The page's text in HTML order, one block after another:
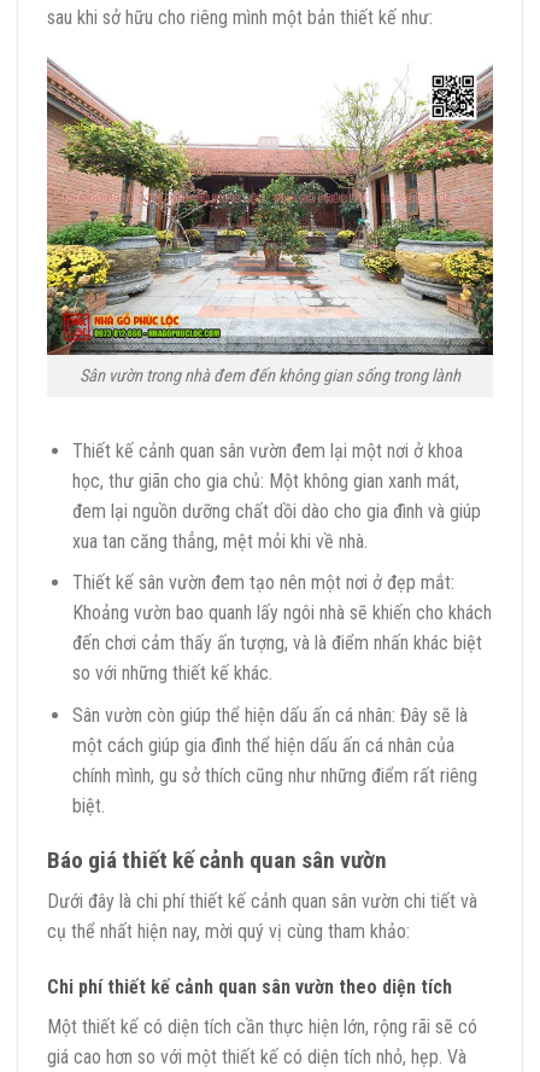
sau khi sở hữu cho riêng mình một bản thiết kế như:
Sân vườn trong nhà đem đến không gian sống trong lành
Thiết kế cảnh quan sân vườn đem lại một nơi ở khoa
học, thư giãn cho gia chủ: Một không gian xanh mát,
đem lại nguồn dưỡng chất dồi dào cho gia đình và giúp
xua tan căng thẳng, mệt mỏi khi về nhà.
Thiết kế sân vườn đem tạo nên một nơi ở đẹp mắt:
Khoảng vườn bao quanh lấy ngôi nhà sẽ khiến cho khách
đến chơi cảm thấy ấn tượng, và là điểm nhấn khác biệt
so với những thiết kế khác.
Sân vườn còn giúp thể hiện dấu ấn cá nhân: Đây sẽ là
một cách giúp gia đình thể hiện dấu ấn cá nhân của
chính mình, gu sở thích cũng như những điểm rất riêng
biệt.
Báo giá thiết kế cảnh quan sân vườn
Dưới đây là chi phí thiết kế cảnh quan sân vườn chi tiết và
cụ thể nhất hiện nay, mời quý vị cùng tham khảo:
Chi phí thiết kế cảnh quan sân vườn theo diện tích
Một thiết kế có diện tích cần thực hiện lớn, rộng rãi sẽ có
giá cao hơn so với một thiết kế có diện tích nhỏ, hẹp. Và